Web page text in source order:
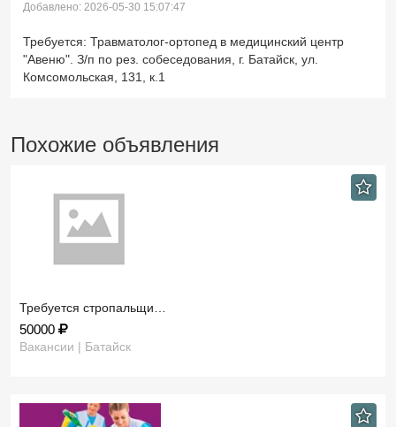
Добавлено: 2026-05-30 15:07:47
Требуется: Травматолог-ортопед в медицинский центр
"Авеню". З/п по рез. собеседования, г. Батайск, ул.
Комсомольская, 131, к.1
Похожие объявления
Требуется стропальщи…
50000
Вакансии | Батайск